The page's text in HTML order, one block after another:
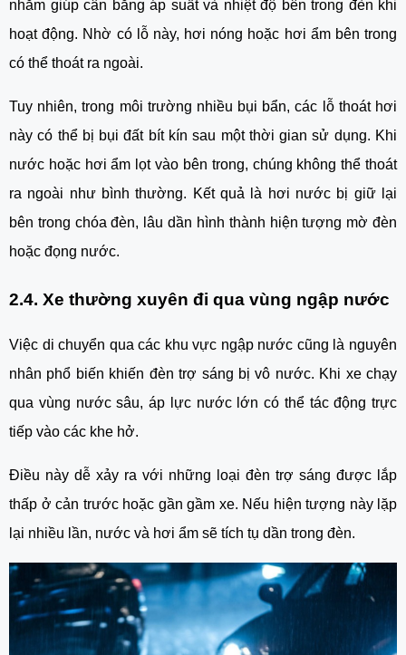
nhằm giúp cân bằng áp suất và nhiệt độ bên trong đèn khi
hoạt động. Nhờ có lỗ này, hơi nóng hoặc hơi ẩm bên trong
có thể thoát ra ngoài.
Tuy nhiên, trong môi trường nhiều bụi bẩn, các lỗ thoát hơi
này có thể bị bụi đất bít kín sau một thời gian sử dụng. Khi
nước hoặc hơi ẩm lọt vào bên trong, chúng không thể thoát
ra ngoài như bình thường. Kết quả là hơi nước bị giữ lại
bên trong chóa đèn, lâu dần hình thành hiện tượng mờ đèn
hoặc đọng nước.
2.4. Xe thường xuyên đi qua vùng ngập nước
Việc di chuyển qua các khu vực ngập nước cũng là nguyên
nhân phổ biến khiến đèn trợ sáng bị vô nước. Khi xe chạy
qua vùng nước sâu, áp lực nước lớn có thể tác động trực
tiếp vào các khe hở.
Điều này dễ xảy ra với những loại đèn trợ sáng được lắp
thấp ở cản trước hoặc gần gầm xe. Nếu hiện tượng này lặp
lại nhiều lần, nước và hơi ẩm sẽ tích tụ dần trong đèn.